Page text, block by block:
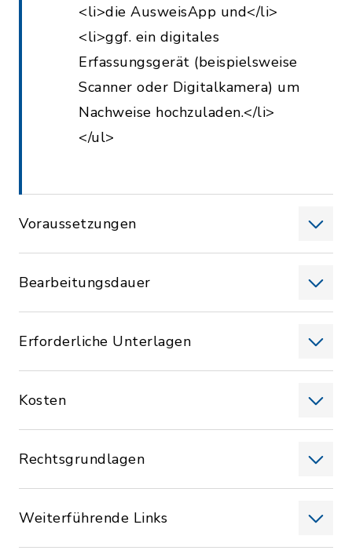
<li>die AusweisApp und</li>
<li>ggf. ein digitales
Erfassungsgerät (beispielsweise
Scanner oder Digitalkamera) um
Nachweise hochzuladen.</li>
</ul>
Voraussetzungen
Bearbeitungsdauer
Erforderliche Unterlagen
Kosten
Rechtsgrundlagen
Weiterführende Links